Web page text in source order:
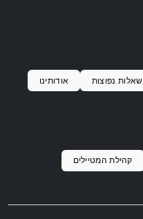
שאלות נפוצות
אודותינו
קהילת המטיילים